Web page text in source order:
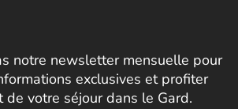
notre newsletter mensuelle pour
exclusives et profiter
de votre séjour dans le Gard.